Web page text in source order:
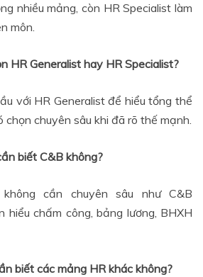
nhiều mảng, còn HR Specialist làm
môn.
HR Generalist hay HR Specialist?
với HR Generalist để hiểu tổng thể
chọn chuyên sâu khi đã rõ thế mạnh.
biết C&B không?
không cần chuyên sâu như C&B
hiểu chấm công, bảng lương, BHXH
biết các mảng HR khác không?